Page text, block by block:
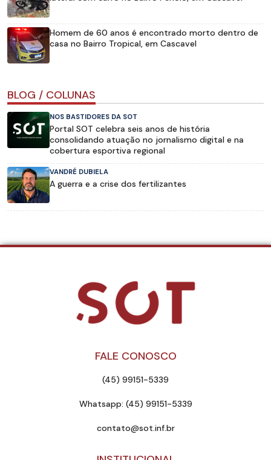
Homem de 60 anos é encontrado morto dentro de
casa no Bairro Tropical, em Cascavel
BLOG / COLUNAS
NOS BASTIDORES DA SOT
Portal SOT celebra seis anos de história
consolidando atuação no jornalismo digital e na
cobertura esportiva regional
VANDRÉ DUBIELA
A guerra e a crise dos fertilizantes
FALE CONOSCO
(45) 99151-5339
Whatsapp: (45) 99151-5339
contato@sot.inf.br